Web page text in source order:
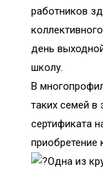
работников
день
школу.
В
таких семей в
сертификата
приобретение
Одна из